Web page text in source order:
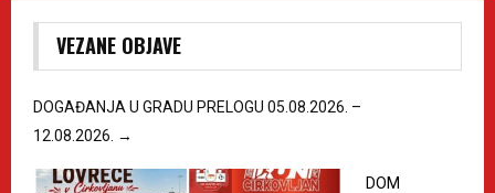
VEZANE OBJAVE
DOGAĐANJA U GRADU PRELOGU 05.08.2026. –
12.08.2026. →
DOM